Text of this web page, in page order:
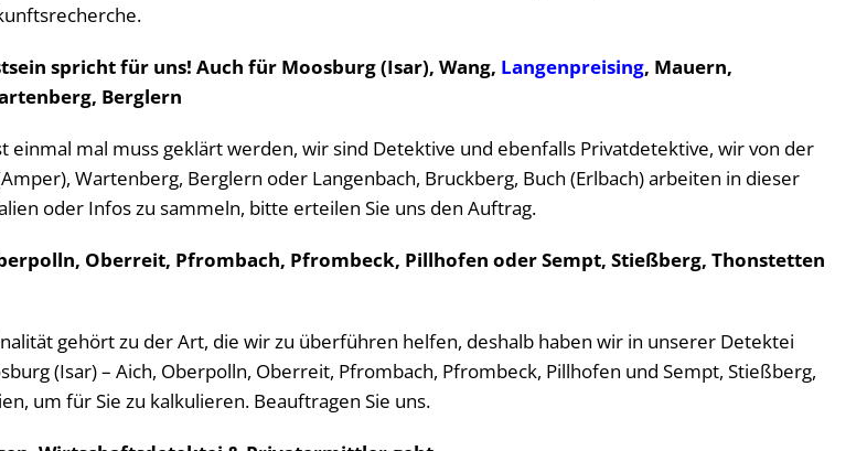
spricht für uns! Auch für Moosburg (Isar), Wang, Langenpreising, Mauern,
Berglern
einmal mal muss geklärt werden, wir sind Detektive und ebenfalls Privatdetektive, wir von der
Wartenberg, Berglern oder Langenbach, Bruckberg, Buch (Erlbach) arbeiten in dieser
oder Infos zu sammeln, bitte erteilen Sie uns den Auftrag.
Oberreit, Pfrombach, Pfrombeck, Pillhofen oder Sempt, Stießberg, Thonstetten
gehört zu der Art, die wir zu überführen helfen, deshalb haben wir in unserer Detektei
(Isar) – Aich, Oberpolln, Oberreit, Pfrombach, Pfrombeck, Pillhofen und Sempt, Stießberg,
um für Sie zu kalkulieren. Beauftragen Sie uns.